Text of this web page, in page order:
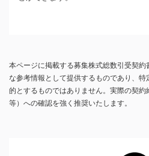
本ページに掲載する募集株式総数引受契
な参考情報として提供するものであり、
的とするものではありません。実際の契
等）への確認を強く推奨いたします。